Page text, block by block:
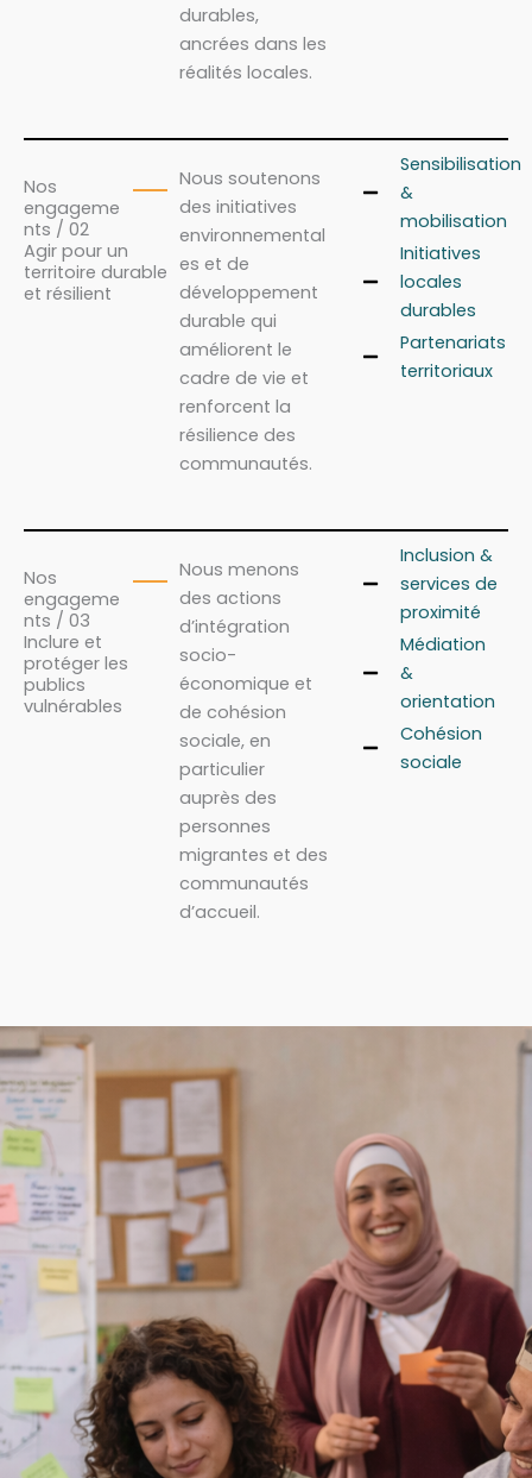
durables,
ancrées dans les
réalités locales.
Nos
engageme
nts / 02
Agir pour un
territoire durable
et résilient
Nous soutenons
des initiatives
environnemental
es et de
développement
durable qui
améliorent le
cadre de vie et
renforcent la
résilience des
communautés.
Sensibilisation
&
mobilisation
Initiatives
locales
durables
Partenariats
territoriaux
Nos
engageme
nts / 03
Inclure et
protéger les
publics
vulnérables
Nous menons
des actions
d’intégration
socio-
économique et
de cohésion
sociale, en
particulier
auprès des
personnes
migrantes et des
communautés
d’accueil.
Inclusion &
services de
proximité
Médiation
&
orientation
Cohésion
sociale